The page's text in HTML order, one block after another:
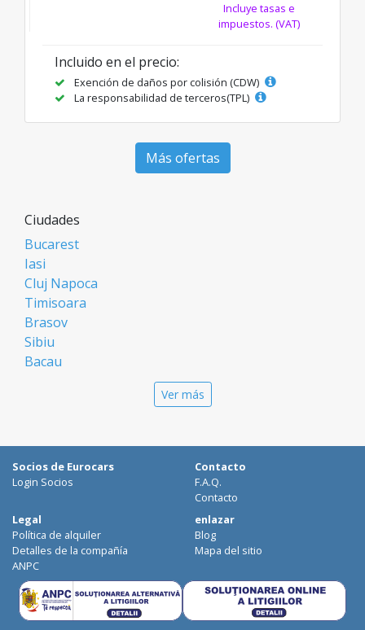
Incluye tasas e
impuestos. (VAT)
Incluido en el precio:
Exención de daños por colisión (CDW)
La responsabilidad de terceros(TPL)
Más ofertas
Ciudades
Bucarest
Iasi
Cluj Napoca
Timisoara
Brasov
Sibiu
Bacau
Galati
Suceava
Focsani
Targoviste
Ploiesti
Craiova
Botosani
Deva
Ver más
Socios de Eurocars
Login Socios
Contacto
F.A.Q.
Contacto
Legal
Política de alquiler
Detalles de la compañía
ANPC
enlazar
Blog
Mapa del sitio